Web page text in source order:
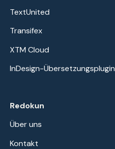
TextUnited
Transifex
XTM Cloud
InDesign-Übersetzungsplugin
Redokun
Über uns
Kontakt